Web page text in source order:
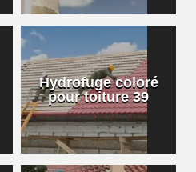
Hydrofuge coloré
pour toiture 39